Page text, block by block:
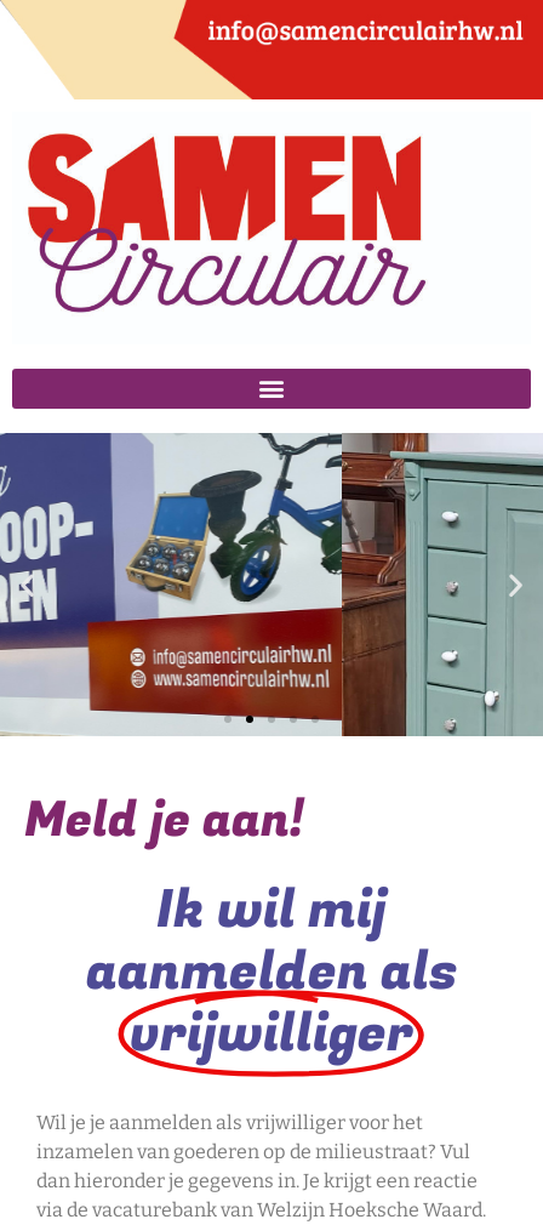
Meld je aan!
Ik wil mij
aanmelden als
vrijwilliger
Wil je je aanmelden als vrijwilliger voor het
inzamelen van goederen op de milieustraat? Vul
dan hieronder je gegevens in. Je krijgt een reactie
via de vacaturebank van Welzijn Hoeksche Waard.